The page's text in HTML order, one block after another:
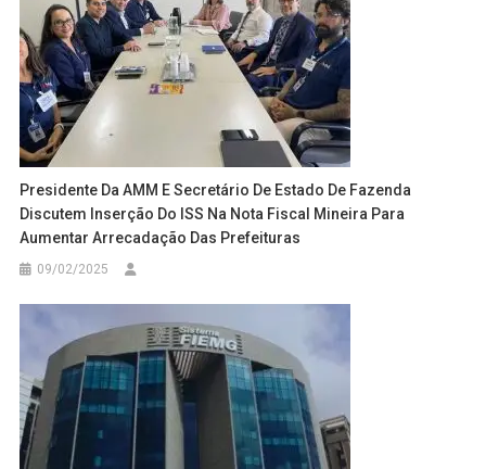
Presidente Da AMM E Secretário De Estado De Fazenda
Discutem Inserção Do ISS Na Nota Fiscal Mineira Para
Aumentar Arrecadação Das Prefeituras
09/02/2025